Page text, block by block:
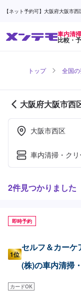
【ネット予約可】大阪府大阪市
車内清掃
比較・
トップ 全国
大阪府大阪市西
店舗紹介 (1ペー
大阪市西区
車内清掃・ク
2件見つかりました
即時予約
1位
セルフ＆カーケ
(株)の車内清掃
カードOK